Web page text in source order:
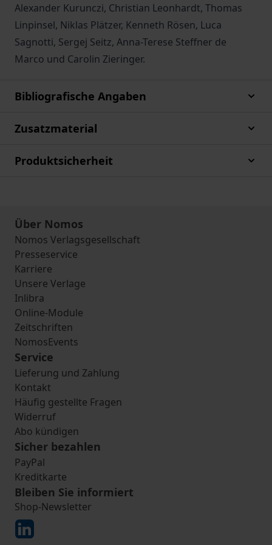
Alexander Kurunczi, Christian Leonhardt, Thomas
Linpinsel, Niklas Plätzer, Kenneth Rösen, Luca
Sagnotti, Sergej Seitz, Anna-Terese Steffner de
Marco und Carolin Zieringer.
Bibliografische Angaben
Zusatzmaterial
Produktsicherheit
Über Nomos
Nomos Verlagsgesellschaft
Presseservice
Karriere
Unsere Verlage
Inlibra
Online-Module
Zeitschriften
NomosEvents
Service
Lieferung und Zahlung
Kontakt
Häufig gestellte Fragen
Widerruf
Abo kündigen
Sicher bezahlen
PayPal
Kreditkarte
Bleiben Sie informiert
Shop-Newsletter